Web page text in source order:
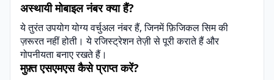
अस्थायी मोबाइल नंबर क्या हैं?
ये तुरंत उपयोग योग्य वर्चुअल नंबर हैं, जिनमें फ़िजिकल सिम की
ज़रूरत नहीं होती। ये रजिस्ट्रेशन तेज़ी से पूरी कराते हैं और
गोपनीयता बनाए रखते हैं।
मुफ़्त एसएमएस कैसे प्राप्त करें?